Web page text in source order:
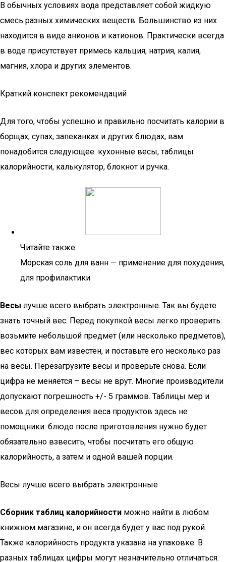
В обычных условиях вода представляет собой жидкую
смесь разных химических веществ. Большинство из них
находится в виде анионов и катионов. Практически всегда
в воде присутствует примесь кальция, натрия, калия,
магния, хлора и других элементов.
Краткий конспект рекомендаций
Для того, чтобы успешно и правильно посчитать калории в
борщах, супах, запеканках и других блюдах, вам
понадобится следующее: кухонные весы, таблицы
калорийности, калькулятор, блокнот и ручка.
Читайте также:
Морская соль для ванн — применение для похудения,
для профилактики
Весы лучше всего выбрать электронные. Так вы будете
знать точный вес. Перед покупкой весы легко проверить:
возьмите небольшой предмет (или несколько предметов),
вес которых вам известен, и поставьте его несколько раз
на весы. Перезагрузите весы и проверьте снова. Если
цифра не меняется – весы не врут. Многие производители
допускают погрешность +/- 5 граммов. Таблицы мер и
весов для определения веса продуктов здесь не
помощники: блюдо после приготовления нужно будет
обязательно взвесить, чтобы посчитать его общую
калорийность, а затем и одной вашей порции.
Весы лучше всего выбрать электронные
Сборник таблиц калорийности можно найти в любом
книжном магазине, и он всегда будет у вас под рукой.
Также калорийность продукта указана на упаковке. В
разных таблицах цифры могут незначительно отличаться.